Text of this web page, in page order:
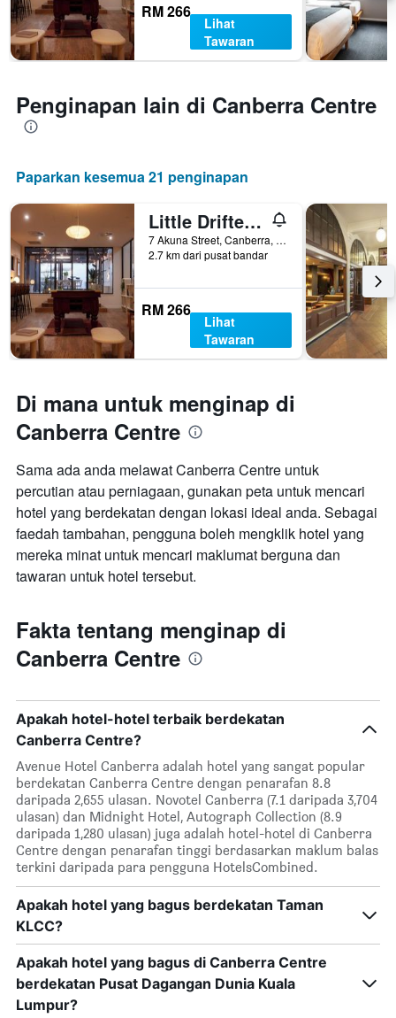
RM 266
Lihat
Tawaran
Penginapan lain di Canberra Centre
Paparkan kesemua 21 penginapan
Little Drifter Canberra
7 Akuna Street, Canberra, ACT, Australia
2.7 km dari pusat bandar
RM 266
Lihat
Tawaran
Di mana untuk menginap di
Canberra Centre
Sama ada anda melawat Canberra Centre untuk
percutian atau perniagaan, gunakan peta untuk mencari
hotel yang berdekatan dengan lokasi ideal anda. Sebagai
faedah tambahan, pengguna boleh mengklik hotel yang
mereka minat untuk mencari maklumat berguna dan
tawaran untuk hotel tersebut.
Fakta tentang menginap di
Canberra Centre
Apakah hotel-hotel terbaik berdekatan
Canberra Centre?
Avenue Hotel Canberra adalah hotel yang sangat popular
berdekatan Canberra Centre dengan penarafan 8.8
daripada 2,655 ulasan. Novotel Canberra (7.1 daripada 3,704
ulasan) dan Midnight Hotel, Autograph Collection (8.9
daripada 1,280 ulasan) juga adalah hotel-hotel di Canberra
Centre dengan penarafan tinggi berdasarkan maklum balas
terkini daripada para pengguna HotelsCombined.
Apakah hotel yang bagus berdekatan Taman
KLCC?
Apakah hotel yang bagus di Canberra Centre
berdekatan Pusat Dagangan Dunia Kuala
Lumpur?